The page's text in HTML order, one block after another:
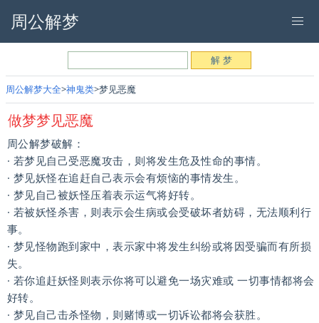
周公解梦
周公解梦大全 神鬼类 梦见恶魔
做梦梦见恶魔
周公解梦破解：
· 若梦见自己受恶魔攻击，则将发生危及性命的事情。
· 梦见妖怪在追赶自己表示会有烦恼的事情发生。
· 梦见自己被妖怪压着表示运气将好转。
· 若被妖怪杀害，则表示会生病或会受破坏者妨碍，无法顺利行
事。
· 梦见怪物跑到家中，表示家中将发生纠纷或将因受骗而有所损
失。
· 若你追赶妖怪则表示你将可以避免一场灾难或 一切事情都将会
好转。
· 梦见自己击杀怪物，则赌博或一切诉讼都将会获胜。